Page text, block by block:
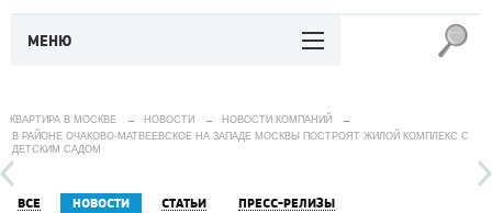
МЕНЮ
КВАРТИРА В МОСКВЕ → НОВОСТИ → НОВОСТИ КОМПАНИЙ
→
В РАЙОНЕ ОЧАКОВО-МАТВЕЕВСКОЕ НА ЗАПАДЕ МОСКВЫ ПОСТРОЯТ ЖИЛОЙ КОМПЛЕКС С
ДЕТСКИМ САДОМ
ВСЕ НОВОСТИ СТАТЬИ ПРЕСС-РЕЛИЗЫ